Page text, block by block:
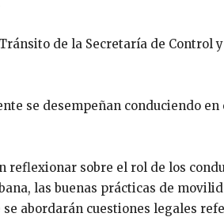
de la Secretaría de Control y
se desempeñan conduciendo en
reflexionar sobre el rol de los
las buenas prácticas de
abordarán cuestiones legales